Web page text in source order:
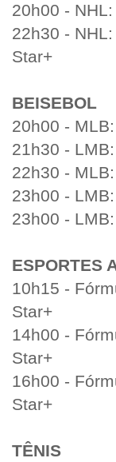
20h00 -
22h30 -
Star+
BEISEBOL
20h00 -
21h30 -
22h30 -
23h00 -
23h00 -
ESPORTES
10h15 -
Star+
14h00 -
Star+
16h00 -
Star+
TÊNIS